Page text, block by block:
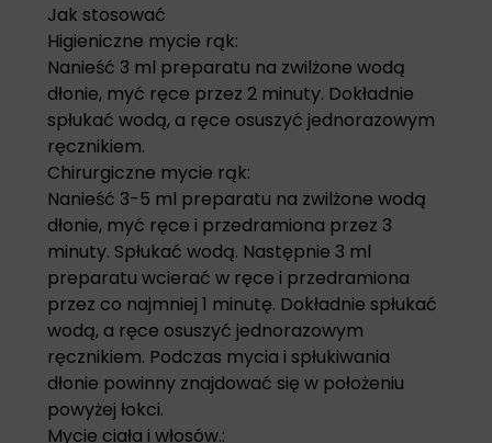
Jak stosować
Higieniczne mycie rąk:
Nanieść 3 ml preparatu na zwilżone wodą
dłonie, myć ręce przez 2 minuty. Dokładnie
spłukać wodą, a ręce osuszyć jednorazowym
ręcznikiem.
Chirurgiczne mycie rąk:
Nanieść 3-5 ml preparatu na zwilżone wodą
dłonie, myć ręce i przedramiona przez 3
minuty. Spłukać wodą. Następnie 3 ml
preparatu wcierać w ręce i przedramiona
przez co najmniej 1 minutę. Dokładnie spłukać
wodą, a ręce osuszyć jednorazowym
ręcznikiem. Podczas mycia i spłukiwania
dłonie powinny znajdować się w położeniu
powyżej łokci.
Mycie ciała i włosów.: